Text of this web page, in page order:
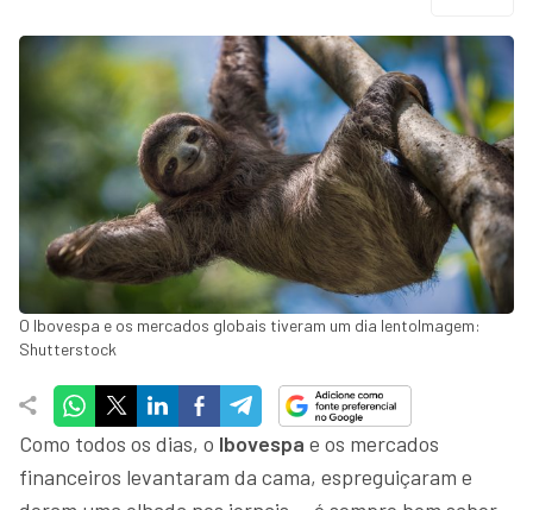
O Ibovespa e os mercados globais tiveram um dia lentoImagem:
Shutterstock
Como todos os dias, o Ibovespa e os mercados
financeiros levantaram da cama, espreguiçaram e